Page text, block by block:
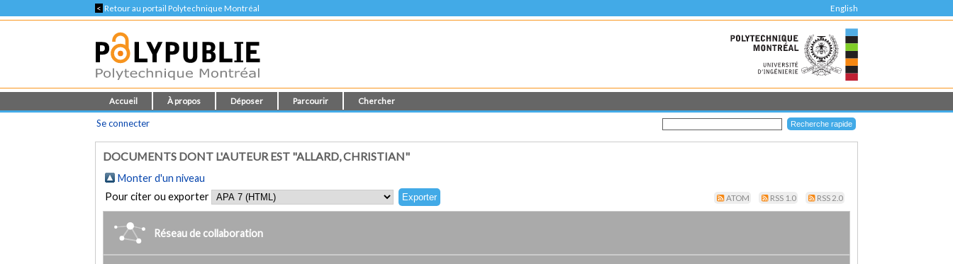
< Retour au portail Polytechnique Montréal English
Accueil À propos Déposer Parcourir Chercher
Se connecter
DOCUMENTS DONT L'AUTEUR EST "ALLARD, CHRISTIAN"
Monter d'un niveau
Pour citer ou exporter
ATOM RSS 1.0 RSS 2.0
Réseau de collaboration